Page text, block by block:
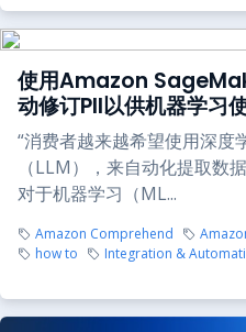
使用Amazon
动修订PII以供机器学习
“消费者越来越希望使用深度
（LLM），来自动化提取数
对于机器学习（ML...
Amazon Comprehend
how to
Integration &